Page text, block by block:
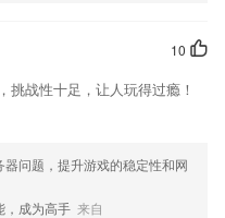
权限和获取活动任务列表权限的
绍，如果您喜欢这款软件，您可
10
战性十足，让人玩得过瘾！
器问题，提升游戏的稳定性和网
，成为高手 来自